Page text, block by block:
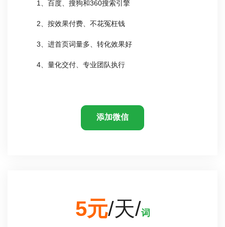
1、百度、搜狗和360搜索引擎
2、按效果付费、不花冤枉钱
3、进首页词量多、转化效果好
4、量化交付、专业团队执行
添加微信
5元/天/词